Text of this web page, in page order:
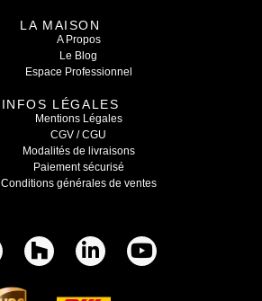
LA MAISON
A Propos
Le Blog
Espace Professionnel
INFOS LÉGALES
Mentions Légales
CGV / CGU
Modalités de livraisons
Paiement sécurisé
Conditions générales de ventes